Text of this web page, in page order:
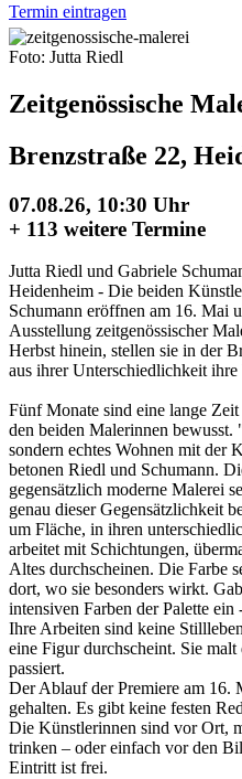
Termin eintragen
Foto: Jutta Riedl
Zeitgenössische
Brenzstraße 22,
07.08.26, 10:30 Uhr
+ 113 weitere Termine
Jutta Riedl und Gabriele
Heidenheim - Die beiden
Schumann eröffnen am 16. Mai
Ausstellung zeitgenössischer
Herbst hinein, stellen sie in der
aus ihrer Unterschiedlichkeit
Fünf Monate sind eine lange
den beiden Malerinnen
sondern echtes Wohnen mit der
betonen Riedl und Schumann.
gegensätzlich moderne Malerei
genau dieser Gegensätzlichkeit
um Fläche, in ihren
arbeitet mit Schichtungen,
Altes durchscheinen. Die Farbe
dort, wo sie besonders wirkt.
intensiven Farben der Palette
Ihre Arbeiten sind keine
eine Figur durchscheint. Sie
passiert.
Der Ablauf der Premiere am 16.
gehalten. Es gibt keine festen
Die Künstlerinnen sind vor Ort,
trinken – oder einfach vor den
Eintritt ist frei.